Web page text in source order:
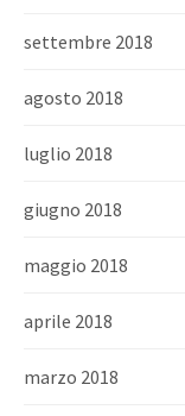
settembre 2018
agosto 2018
luglio 2018
giugno 2018
maggio 2018
aprile 2018
marzo 2018